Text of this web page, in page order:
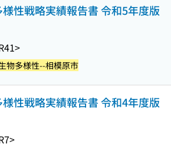
性戦略実績報告書 令和5年度版
物多様性--相模原市
性戦略実績報告書 令和4年度版